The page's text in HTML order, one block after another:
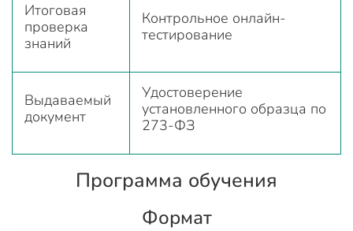
Итоговая
проверка
знаний
Контрольное онлайн-
тестирование
Выдаваемый
документ
Удостоверение
установленного образца по
273-ФЗ
Программа обучения
Формат